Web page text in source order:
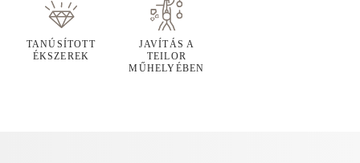
TANÚSÍTOTT
ÉKSZEREK
JAVÍTÁS A
TEILOR
MŰHELYÉBEN